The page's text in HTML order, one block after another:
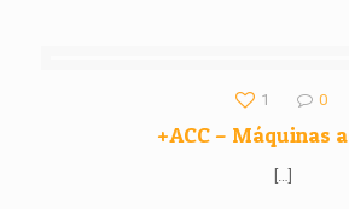
1 0
+ACC – Máquinas
[…]